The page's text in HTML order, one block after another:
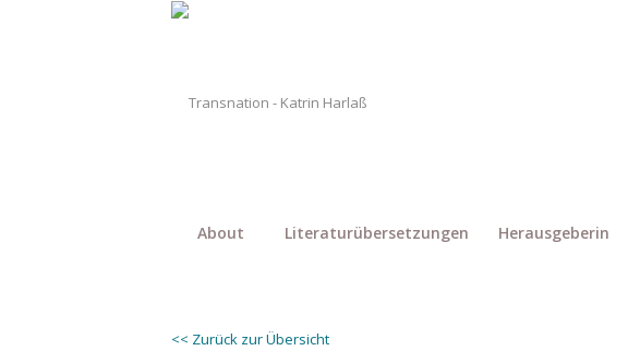
About Literaturübersetzungen Herausgeberin
<< Zurück zur Übersicht